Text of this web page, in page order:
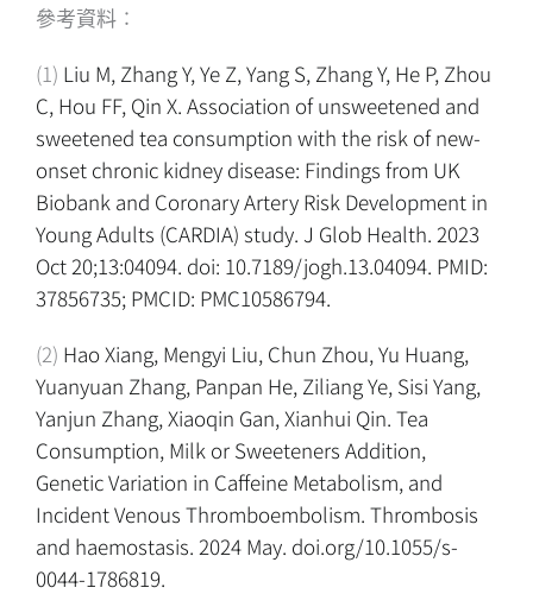
參考資料：
(1) Liu M, Zhang Y, Ye Z, Yang S, Zhang Y, He P, Zhou
C, Hou FF, Qin X. Association of unsweetened and
sweetened tea consumption with the risk of new-
onset chronic kidney disease: Findings from UK
Biobank and Coronary Artery Risk Development in
Young Adults (CARDIA) study. J Glob Health. 2023
Oct 20;13:04094. doi: 10.7189/jogh.13.04094. PMID:
37856735; PMCID: PMC10586794.
(2) Hao Xiang, Mengyi Liu, Chun Zhou, Yu Huang,
Yuanyuan Zhang, Panpan He, Ziliang Ye, Sisi Yang,
Yanjun Zhang, Xiaoqin Gan, Xianhui Qin. Tea
Consumption, Milk or Sweeteners Addition,
Genetic Variation in Caffeine Metabolism, and
Incident Venous Thromboembolism. Thrombosis
and haemostasis. 2024 May. doi.org/10.1055/s-
0044-1786819.